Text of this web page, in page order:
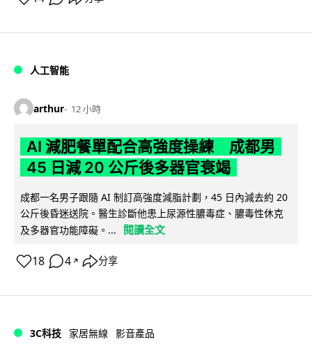
人工智能
arthur 12 小時
AI 減肥餐單配合高強度操練 成都男
45 日減 20 公斤後多器官衰竭
成都一名男子跟隨 AI 制訂高強度減脂計劃，45 日內減去約 20
公斤後昏迷送院。醫生診斷他患上尿源性膿毒症、膿毒性休克
及多器官功能障礙。...
閱讀全文
18 4 ↗ 分享
3C科技 家居無線 影音產品